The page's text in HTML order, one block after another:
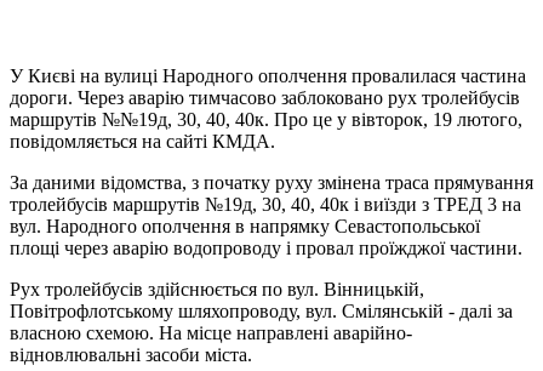
У Києві на вулиці Народного ополчення провалилася частина
дороги. Через аварію тимчасово заблоковано рух тролейбусів
маршрутів №№19д, 30, 40, 40к. Про це у вівторок, 19 лютого,
повідомляється на сайті КМДА.
За даними відомства, з початку руху змінена траса прямування
тролейбусів маршрутів №19д, 30, 40, 40к і виїзди з ТРЕД 3 на
вул. Народного ополчення в напрямку Севастопольської
площі через аварію водопроводу і провал проїжджої частини.
Рух тролейбусів здійснюється по вул. Вінницькій,
Повітрофлотському шляхопроводу, вул. Смілянській - далі за
власною схемою. На місце направлені аварійно-
відновлювальні засоби міста.